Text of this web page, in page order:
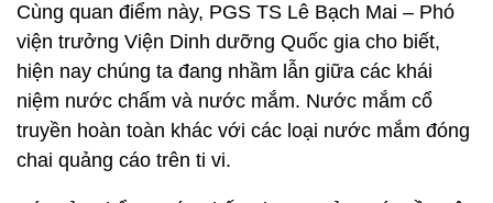
Cùng quan điểm này, PGS TS Lê Bạch Mai – Phó
viện trưởng Viện Dinh dưỡng Quốc gia cho biết,
hiện nay chúng ta đang nhầm lẫn giữa các khái
niệm nước chấm và nước mắm. Nước mắm cổ
truyền hoàn toàn khác với các loại nước mắm đóng
chai quảng cáo trên ti vi.